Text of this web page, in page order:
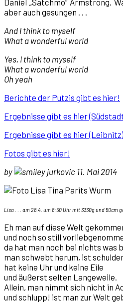
Daniel „Satchmo“ Armstrong.
aber auch gesungen . . .
And I think to myself
What a wonderful world
Yes, I think to myself
What a wonderful world
Oh yeah
Berichte der Putzis gibt es hier!
Ergebnisse gibt es hier
Ergebnisse gibt es hier
Fotos gibt es hier!
by
jurkovic 11. Mai 2014
Lisa . . . am 28.4. um 8:50 Uhr mit 3330g und 50cm
Eh man auf diese Welt
und noch so still
da hat man noch bei nichts was
man schwebt herum, ist
hat keine Uhr und keine Eile
und äußerst selten Langeweile.
Allein, man nimmt sich nicht in
und schlupp! ist man zur Welt